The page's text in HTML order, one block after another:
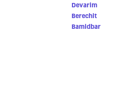
Devarim
Berechit
Bamidbar